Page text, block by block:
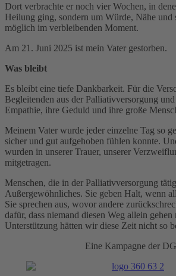
Dort verbrachte er noch vier Wochen, in
Heilung ging, sondern um Würde, Nähe
möglich im verbleibenden Moment.
Am 21. Juni 2025 ist mein Vater gestorben.
Was bleibt
Es bleibt eine tiefe Dankbarkeit. Für die
Begleitenden aus der Palliativversorgung
Empathie, ihre Geduld und ihre große
Meinem Vater wurde jeder einzelne Tag so
sicher und gut aufgehoben fühlen konnte.
wurden in unserer Trauer, unserer
mitgetragen.
Menschen, die in der Palliativversorgung
Außergewöhnliches. Sie geben Halt, wenn
Sie sprechen aus, wovor andere
dafür, dass niemand diesen Weg allein
Unterstützung hätten wir diese Zeit nicht so
Eine Kampagne der